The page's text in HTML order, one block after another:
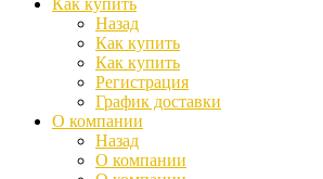
Как купить
Назад
Как купить
Как купить
Регистрация
График доставки
О компании
Назад
О компании